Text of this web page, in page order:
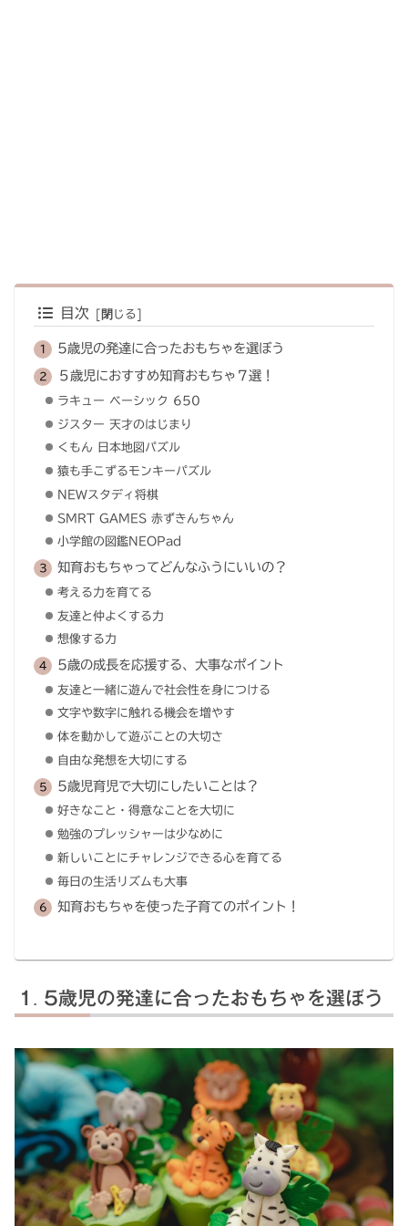
目次
5歳児の発達に合ったおもちゃを選ぼう
５歳児におすすめ知育おもちゃ７選！
ラキュー ベーシック 650
ジスター 天才のはじまり
くもん 日本地図パズル
猿も手こずるモンキーパズル
NEWスタディ将棋
SMRT GAMES 赤ずきんちゃん
小学館の図鑑NEOPad
知育おもちゃってどんなふうにいいの？
考える力を育てる
友達と仲よくする力
想像する力
5歳の成長を応援する、大事なポイント
友達と一緒に遊んで社会性を身につける
文字や数字に触れる機会を増やす
体を動かして遊ぶことの大切さ
自由な発想を大切にする
5歳児育児で大切にしたいことは？
好きなこと・得意なことを大切に
勉強のプレッシャーは少なめに
新しいことにチャレンジできる心を育てる
毎日の生活リズムも大事
知育おもちゃを使った子育てのポイント！
5歳児の発達に合ったおもちゃを選ぼう